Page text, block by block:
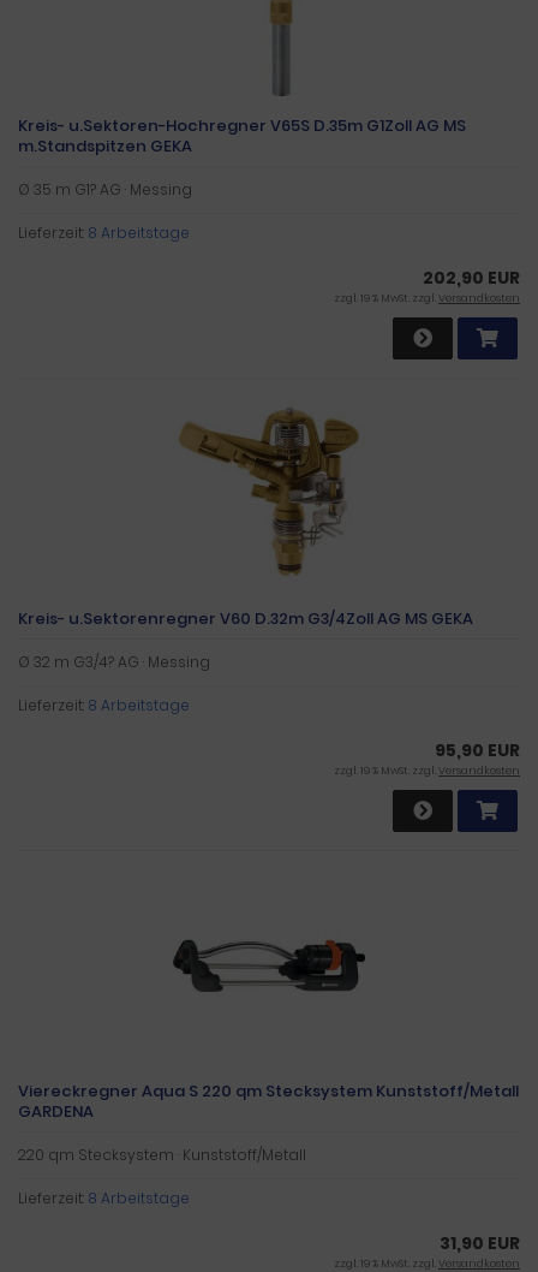
Kreis- u.Sektoren-Hochregner V65S D.35m G1Zoll AG MS
m.Standspitzen GEKA
Ø 35 m G1? AG · Messing
Lieferzeit: 8 Arbeitstage
202,90 EUR
zzgl. 19 % MwSt. zzgl.Versandkosten
Kreis- u.Sektorenregner V60 D.32m G3/4Zoll AG MS GEKA
Ø 32 m G3/4? AG · Messing
Lieferzeit: 8 Arbeitstage
95,90 EUR
zzgl. 19 % MwSt. zzgl.Versandkosten
Viereckregner Aqua S 220 qm Stecksystem Kunststoff/Metall
GARDENA
220 qm Stecksystem · Kunststoff/Metall
Lieferzeit: 8 Arbeitstage
31,90 EUR
zzgl. 19 % MwSt. zzgl.Versandkosten